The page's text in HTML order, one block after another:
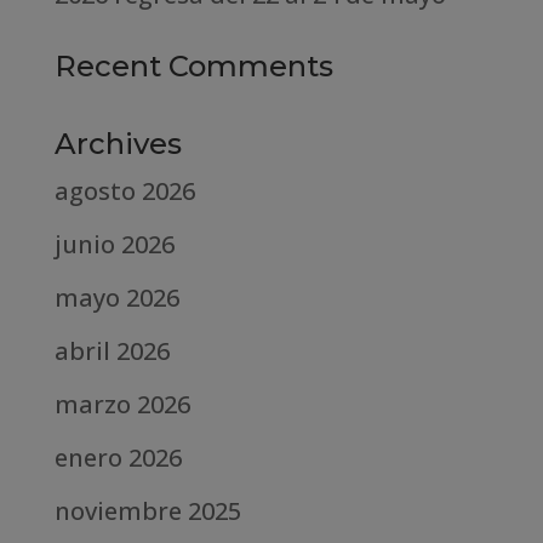
Recent Comments
Archives
agosto 2026
junio 2026
mayo 2026
abril 2026
marzo 2026
enero 2026
noviembre 2025